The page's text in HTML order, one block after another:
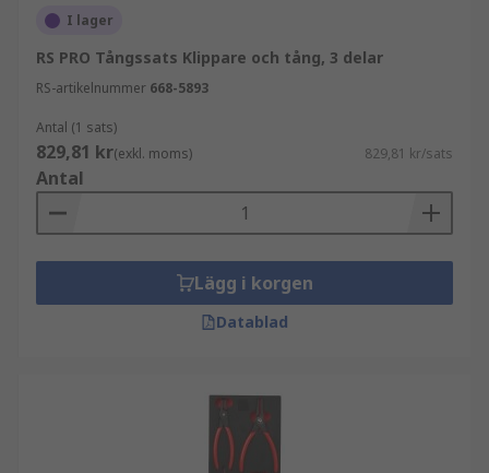
I lager
RS PRO Tångssats Klippare och tång, 3 delar
RS-artikelnummer 668-5893
Antal (1 sats)
829,81 kr(exkl. moms) 829,81 kr/sats
Antal
Lägg i korgen
Datablad